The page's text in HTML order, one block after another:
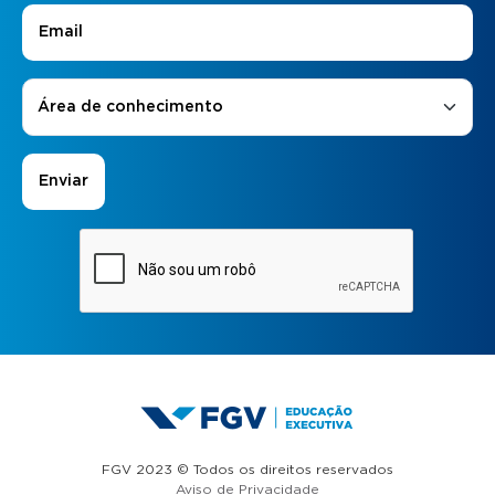
E-mail
Áreas de Interesse
Área de conhecimento
FGV 2023 © Todos os direitos reservados
Aviso de Privacidade